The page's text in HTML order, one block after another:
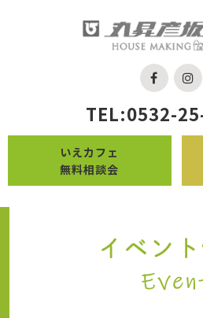
TEL:0532-
いえカフェ
無料相談会